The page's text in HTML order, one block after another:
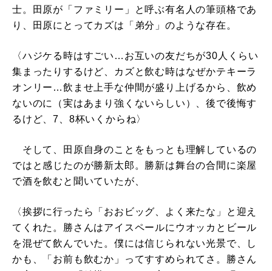
士。田原が「ファミリー」と呼ぶ有名人の筆頭格であ
り、田原にとってカズは「弟分」のような存在。
〈ハジケる時はすごい…お互いの友だちが30人くらい
集まったりするけど、カズと飲む時はなぜかテキーラ
オンリー…飲ませ上手な仲間が盛り上げるから、飲め
ないのに（実はあまり強くないらしい）、後で後悔す
るけど、7、8杯いくからね〉
そして、田原自身のことをもっとも理解しているの
ではと感じたのが勝新太郎。勝新は舞台の合間に楽屋
で酒を飲むと聞いていたが、
〈挨拶に行ったら「おおビッグ、よく来たな」と迎え
てくれた。勝さんはアイスペールにウオッカとビール
を混ぜて飲んでいた。僕には信じられない光景で、し
かも、「お前も飲むか」ってすすめられてさ。勝さん